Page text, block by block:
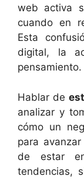
web activa
cuando en
Esta
digital, la
pensamiento.
Hablar de
analizar y
cómo un
para
de estar
tendencias,